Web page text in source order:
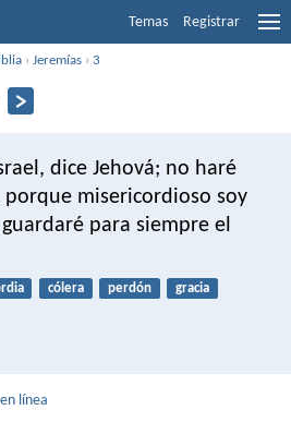
Temas Registrar
›Jeremías ›3
dice Jehová; no haré
porque misericordioso soy
para siempre el
cólera perdón gracia
en línea